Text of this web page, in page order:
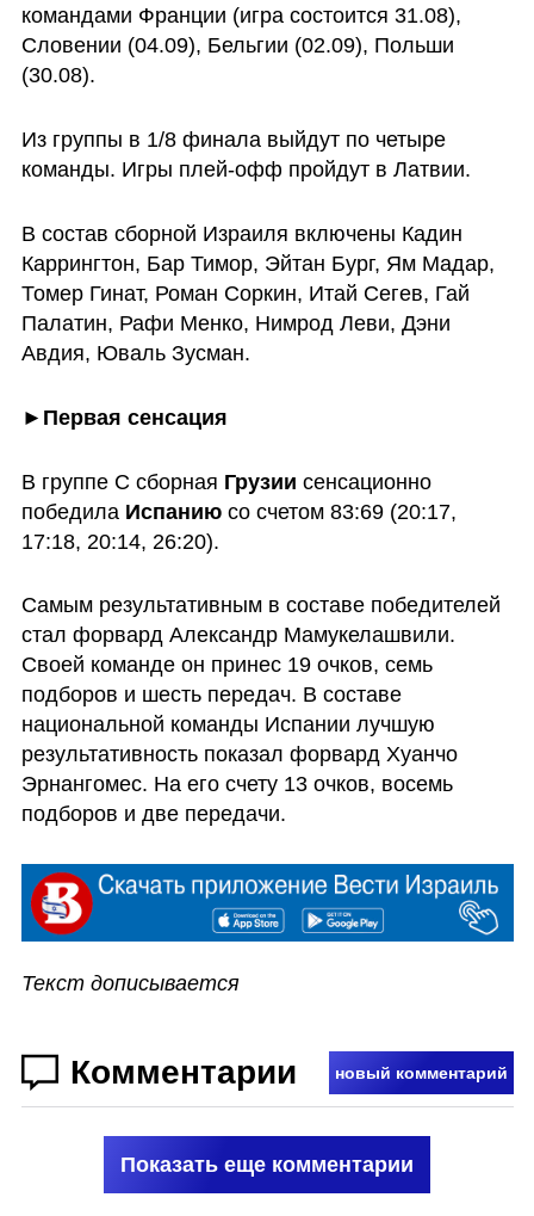
командами Франции (игра состоится 31.08),
Словении (04.09), Бельгии (02.09), Польши
(30.08).
Из группы в 1/8 финала выйдут по четыре
команды. Игры плей-офф пройдут в Латвии.
В состав сборной Израиля включены Кадин
Каррингтон, Бар Тимор, Эйтан Бург, Ям Мадар,
Томер Гинат, Роман Соркин, Итай Сегев, Гай
Палатин, Рафи Менко, Нимрод Леви, Дэни
Авдия, Юваль Зусман.
►Первая сенсация
В группе С сборная Грузии сенсационно
победила Испанию со счетом 83:69 (20:17,
17:18, 20:14, 26:20).
Самым результативным в составе победителей
стал форвард Александр Мамукелашвили.
Своей команде он принес 19 очков, семь
подборов и шесть передач. В составе
национальной команды Испании лучшую
результативность показал форвард Хуанчо
Эрнангомес. На его счету 13 очков, восемь
подборов и две передачи.
Текст дописывается
Комментарии новый комментарий
Показать еще комментарии